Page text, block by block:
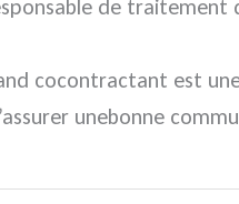
de traitement
cocontractant est
unebonne